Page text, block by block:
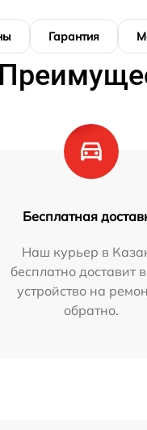
Гарантия
Бесплатная
Наш курьер в
бесплатно доставит
устройство на
обратно.